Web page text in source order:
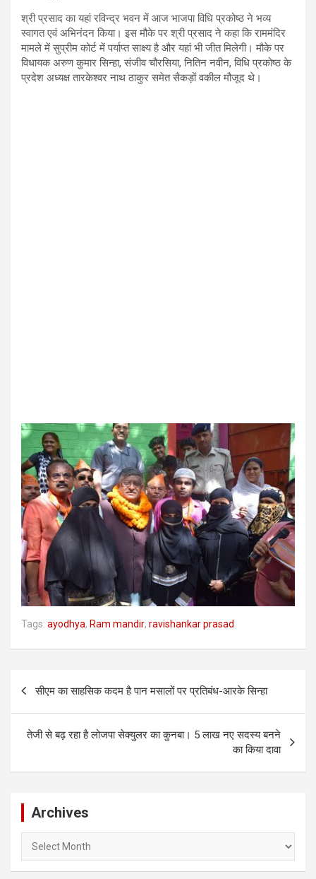
श्री प्रसाद का यहां रविन्द्र भवन में आज भाजपा विधि प्रकोष्ठ ने भव्य
स्वागत एवं अभिनंदन किया। इस मौके पर श्री प्रसाद ने कहा कि राममंदिर
मामले में सुप्रीम कोर्ट में पर्याप्त साक्ष्य है और यहां भी जीत मिलेगी। मौके पर
विधायक अरुण कुमार सिन्हा, संजीव चौरसिया, नितिन नवीन, विधि प्रकोष्ठ के
प्रदेश अध्यक्ष तारकेश्वर नाथ ठाकुर समेत सैकड़ों वकील मौजूद थे।
Tags: ayodhya, Ram mandir, ravishankar prasad
Post
navigation
सीएम का साहसिक कदम है पान मसालों पर प्रतिबंध-आरके सिन्हा
तेजी से बढ़ रहा है लोजपा सेक्युलर का कुनबा। 5 लाख नए सदस्य बनने
का किया दावा
Archives